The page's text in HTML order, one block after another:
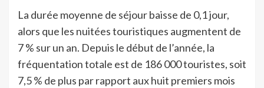
La durée moyenne de séjour baisse de 0,1 jour,
alors que les nuitées touristiques augmentent de
7 % sur un an. Depuis le début de l’année, la
fréquentation totale est de 186 000 touristes, soit
7,5 % de plus par rapport aux huit premiers mois